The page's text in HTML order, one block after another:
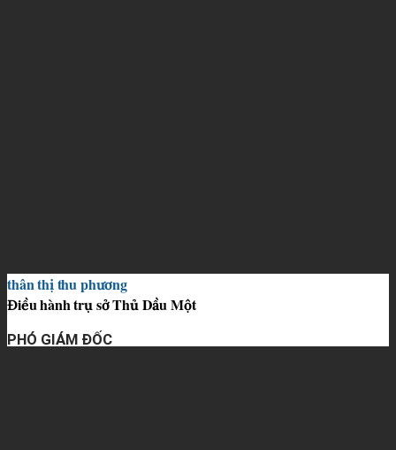
thân thị thu phương
Điều hành trụ sở Thủ Dầu Một
PHÓ GIÁM ĐỐC